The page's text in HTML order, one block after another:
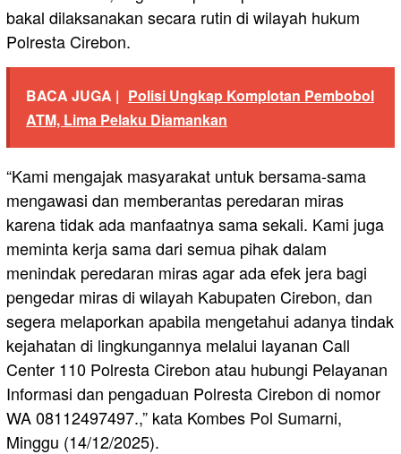
bakal dilaksanakan secara rutin di wilayah hukum
Polresta Cirebon.
BACA JUGA | Polisi Ungkap Komplotan Pembobol
ATM, Lima Pelaku Diamankan
“Kami mengajak masyarakat untuk bersama-sama
mengawasi dan memberantas peredaran miras
karena tidak ada manfaatnya sama sekali. Kami juga
meminta kerja sama dari semua pihak dalam
menindak peredaran miras agar ada efek jera bagi
pengedar miras di wilayah Kabupaten Cirebon, dan
segera melaporkan apabila mengetahui adanya tindak
kejahatan di lingkungannya melalui layanan Call
Center 110 Polresta Cirebon atau hubungi Pelayanan
Informasi dan pengaduan Polresta Cirebon di nomor
WA 08112497497.,” kata Kombes Pol Sumarni,
Minggu (14/12/2025).